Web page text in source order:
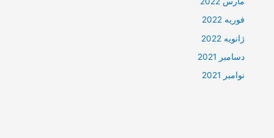
فوریه 2022
ژانویه 2022
دسامبر 2021
نوامبر 2021